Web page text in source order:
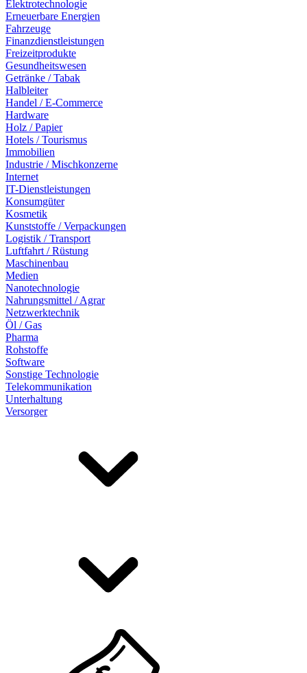
Elektrotechnologie
Erneuerbare Energien
Fahrzeuge
Finanzdienstleistungen
Freizeitprodukte
Gesundheitswesen
Getränke / Tabak
Halbleiter
Handel / E-Commerce
Hardware
Holz / Papier
Hotels / Tourismus
Immobilien
Industrie / Mischkonzerne
Internet
IT-Dienstleistungen
Konsumgüter
Kosmetik
Kunststoffe / Verpackungen
Logistik / Transport
Luftfahrt / Rüstung
Maschinenbau
Medien
Nanotechnologie
Nahrungsmittel / Agrar
Netzwerktechnik
Öl / Gas
Pharma
Rohstoffe
Software
Sonstige Technologie
Telekommunikation
Unterhaltung
Versorger